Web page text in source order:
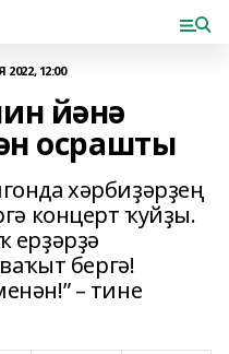
12:00
йәнә
осрашты
хәрбиҙәрҙең
концерт ҡуйҙы.
ерҙәрҙә
бергә!
– тине